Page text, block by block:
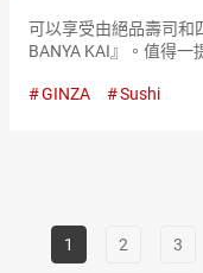
可以享受由絕品壽司和
BANYA KAI』。值得一
究。 『GINZA SUSHI
GINZA Sushi
1 2 3